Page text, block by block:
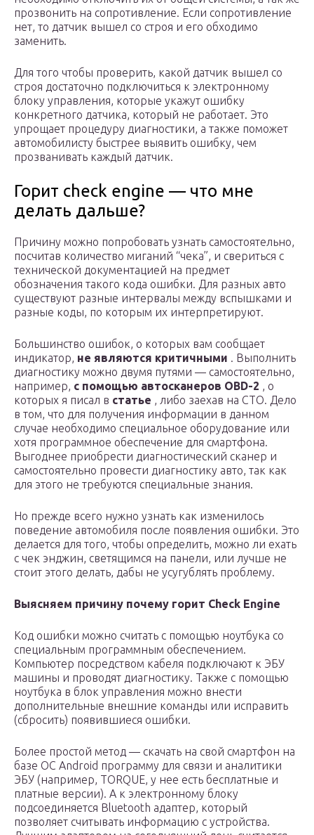
прозвонить на сопротивление. Если сопротивление
нет, то датчик вышел со строя и его обходимо
заменить.
Для того чтобы проверить, какой датчик вышел со
строя достаточно подключиться к электронному
блоку управления, которые укажут ошибку
конкретного датчика, который не работает. Это
упрощает процедуру диагностики, а также поможет
автомобилисту быстрее выявить ошибку, чем
прозванивать каждый датчик.
Горит check engine — что мне
делать дальше?
Причину можно попробовать узнать самостоятельно,
посчитав количество миганий “чека”, и свериться с
технической документацией на предмет
обозначения такого кода ошибки. Для разных авто
существуют разные интервалы между вспышками и
разные коды, по которым их интерпретируют.
Большинство ошибок, о которых вам сообщает
индикатор, не являются критичными . Выполнить
диагностику можно двумя путями — самостоятельно,
например, с помощью автосканеров OBD-2 , о
которых я писал в статье , либо заехав на СТО. Дело
в том, что для получения информации в данном
случае необходимо специальное оборудование или
хотя программное обеспечение для смартфона.
Выгоднее приобрести диагностический сканер и
самостоятельно провести диагностику авто, так как
для этого не требуются специальные знания.
Но прежде всего нужно узнать как изменилось
поведение автомобиля после появления ошибки. Это
делается для того, чтобы определить, можно ли ехать
с чек энджин, светящимся на панели, или лучше не
стоит этого делать, дабы не усугублять проблему.
Выясняем причину почему горит Check Engine
Код ошибки можно считать с помощью ноутбука со
специальным программным обеспечением.
Компьютер посредством кабеля подключают к ЭБУ
машины и проводят диагностику. Также с помощью
ноутбука в блок управления можно внести
дополнительные внешние команды или исправить
(сбросить) появившиеся ошибки.
Более простой метод — скачать на свой смартфон на
базе ОС Android программу для связи и аналитики
ЭБУ (например, TORQUE, у нее есть бесплатные и
платные версии). А к электронному блоку
подсоединяется Bluetooth адаптер, который
позволяет считывать информацию с устройства.